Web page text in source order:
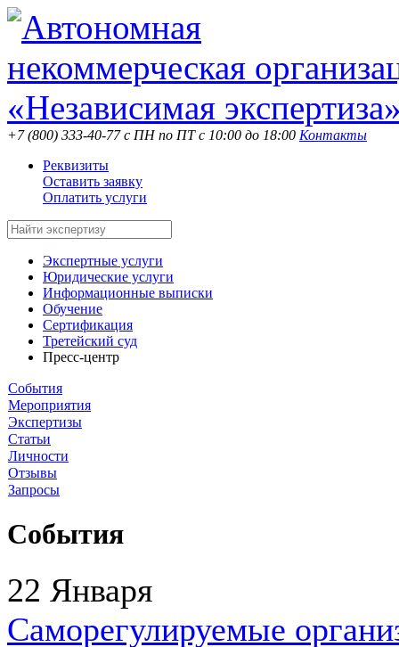
+7 (800) 333-40-77с ПН по ПТ с 10:00 до 18:00 Контакты
Реквизиты
Оставить заявку
Оплатить услуги
Экспертные услуги
Юридические услуги
Информационные выписки
Обучение
Сертификация
Третейский суд
Пресс-центр
События
Мероприятия
Экспертизы
Статьи
Личности
Отзывы
Запросы
События
22 Января
Саморегулируемые